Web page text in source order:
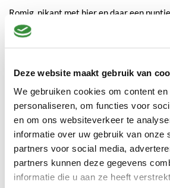
Deze website maakt gebruik van
We gebruiken cookies om content
personaliseren, om functies voor
en om ons websiteverkeer te
informatie over uw gebruik van onze
partners voor social media,
partners kunnen deze gegevens
informatie die u aan ze heeft
Romig, pikant met hier en daar een
overheersend maar lekker schep zoals
Erg lekkere combinatie, blauwschimmel-
uit het vuistje, maar ook lekker op
Lekker!